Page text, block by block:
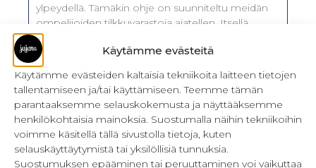
Käytämme evästeitä
Käytämme evästeiden kaltaisia tekniikoita laitteen tietojen
tallentamiseen ja/tai käyttämiseen. Teemme tämän
parantaaksemme selauskokemusta ja näyttääksemme
henkilökohtaisia mainoksia. Suostumalla näihin tekniikoihin
voimme käsitellä tällä sivustolla tietoja, kuten
selauskäyttäytymistä tai yksilöllisiä tunnuksia.
Suostumuksen epääminen tai peruuttaminen voi vaikuttaa
ylpeydellä. Tämäkin ohje on suunniteltu meidän
ompelijoiden tilkkuvarastoja ajatellen. Itsellä
ainakin tilkkulaatikot pursuavat yli ja oikein
LUE LISÄÄ »
13.5.2025